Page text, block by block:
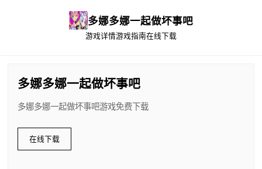
多娜多娜一起做坏事吧
游戏详情游戏指南在线下载
多娜多娜一起做坏事吧
多娜多娜一起做坏事吧游戏免费下载
在线下载